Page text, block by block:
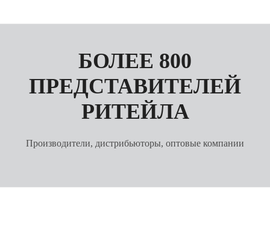
БОЛЕЕ 800
ПРЕДСТАВИТЕЛЕЙ
РИТЕЙЛА
Производители, дистрибьюторы, оптовые компании